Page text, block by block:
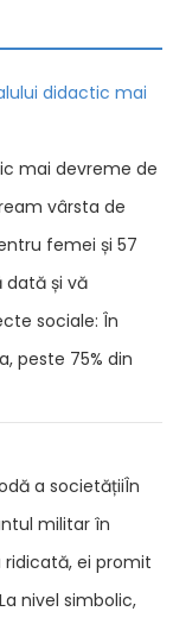
didactic mai
mai devreme de
vârsta de
femei și 57
dată și vă
sociale: În
peste 75% din
a societățiiÎn
militar în
ridicată, ei promit
nivel simbolic,